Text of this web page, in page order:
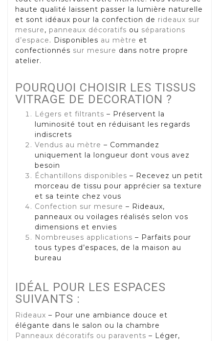
haute qualité laissent passer la lumière naturelle
et sont idéaux pour la confection de rideaux sur
mesure, panneaux décoratifs ou séparations
d’espace. Disponibles au mètre et
confectionnés sur mesure dans notre propre
atelier.
POURQUOI CHOISIR LES TISSUS
VITRAGE DE DECORATION ?
Légers et filtrants – Préservent la
luminosité tout en réduisant les regards
indiscrets
Vendus au mètre – Commandez
uniquement la longueur dont vous avez
besoin
Échantillons disponibles – Recevez un petit
morceau de tissu pour apprécier sa texture
et sa teinte chez vous
Confection sur mesure – Rideaux,
panneaux ou voilages réalisés selon vos
dimensions et envies
Nombreuses applications – Parfaits pour
tous types d’espaces, de la maison au
bureau
IDÉAL POUR LES ESPACES
SUIVANTS :
Rideaux – Pour une ambiance douce et
élégante dans le salon ou la chambre
Panneaux décoratifs ou paravents – Léger,